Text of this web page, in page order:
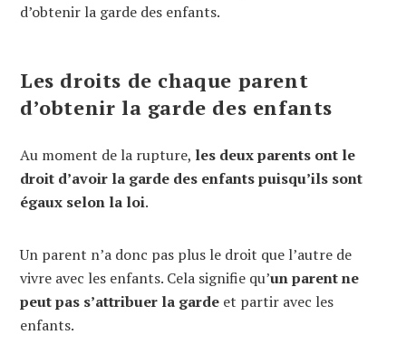
d’obtenir la garde des enfants.
Les droits de chaque parent
d’obtenir la garde des enfants
Au moment de la rupture, les deux parents ont le
droit d’avoir la garde des enfants puisqu’ils sont
égaux selon la loi.
Un parent n’a donc pas plus le droit que l’autre de
vivre avec les enfants. Cela signifie qu’un parent ne
peut pas s’attribuer la garde et partir avec les
enfants.